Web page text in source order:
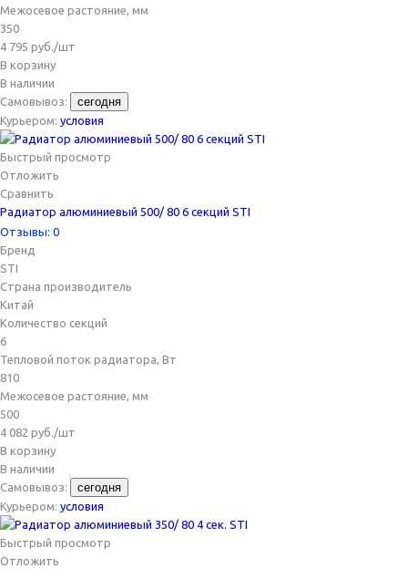
Межосевое растояние, мм
350
4 795 руб./шт
В корзину
В наличии
Самовывоз:
сегодня
Курьером: условия
Быстрый просмотр
Отложить
Сравнить
Радиатор алюминиевый 500/ 80 6 секций STI
Отзывы: 0
Бренд
STI
Страна производитель
Китай
Количество секций
6
Тепловой поток радиатора, Вт
810
Межосевое растояние, мм
500
4 082 руб./шт
В корзину
В наличии
Самовывоз:
сегодня
Курьером: условия
Быстрый просмотр
Отложить